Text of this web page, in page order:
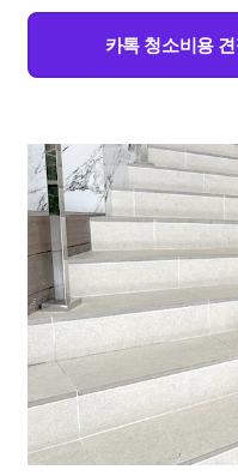
카톡 청소비용